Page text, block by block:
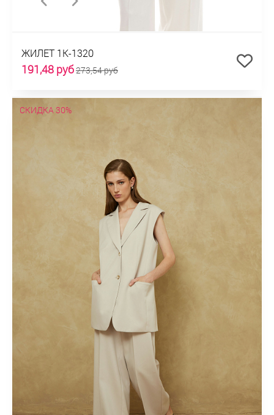
ЖИЛЕТ 1К-1320
191,48 руб273,54 руб
СКИДКА 30%